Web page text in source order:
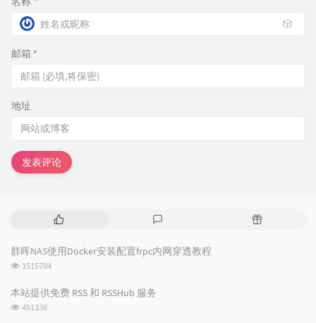
🎲
邮箱 *
地址
发表评论
热
文
章
评
论
随
群晖NAS使用Docker安装配置frpc内网穿透教程
浏
次
数:
1515784
本站提供免费 RSS 和 RSSHub 服务
浏
451338